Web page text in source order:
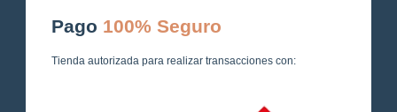
Pago 100% Seguro
Tienda autorizada para realizar transacciones con: